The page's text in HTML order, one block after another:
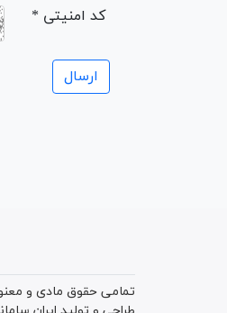
* کد امنیتی
تمامی حقوق مادی و